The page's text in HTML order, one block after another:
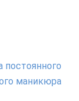
постоянного
маникюра